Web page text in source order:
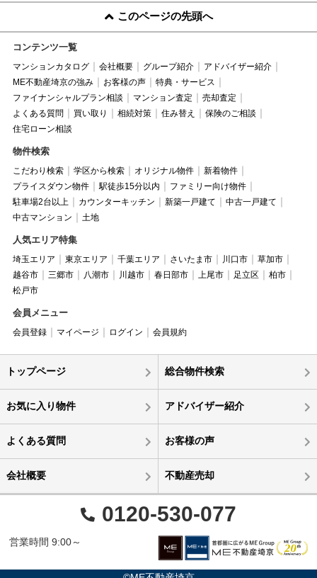
このページの先頭へ
コンテンツ一覧
マンションカタログ 会社概要 グループ紹介
アドバイザー紹介
ME不動産埼京の強み
お客様の声
特典・サービス
ファイナンシャルプラン相談
マンション査定
売却査定
よくある質問
買い取り 相続対策 住み替え
保険のご相談
住宅ローン相談
物件検索
こだわり検索 学区から検索 オリジナル物件
新着物件
プライスダウン物件
駅徒歩15分以内
ファミリー向け物件
駐車場2台以上
カウンターキッチン 新築一戸建て
中古一戸建て
中古マンション
土地
人気エリア特集
埼玉エリア 東京エリア 千葉エリア さいたま市 川口市
草加市
越谷市
三郷市 八潮市 川越市 春日部市 上尾市 足立区
柏市
松戸市
会員メニュー
会員登録 マイページ ログイン 会員規約
トップページ 総合物件検索
お気に入り物件 アドバイザー紹介
よくある質問 お客様の声
会社概要 不動産売却
0120-530-077
営業時間 9:00～